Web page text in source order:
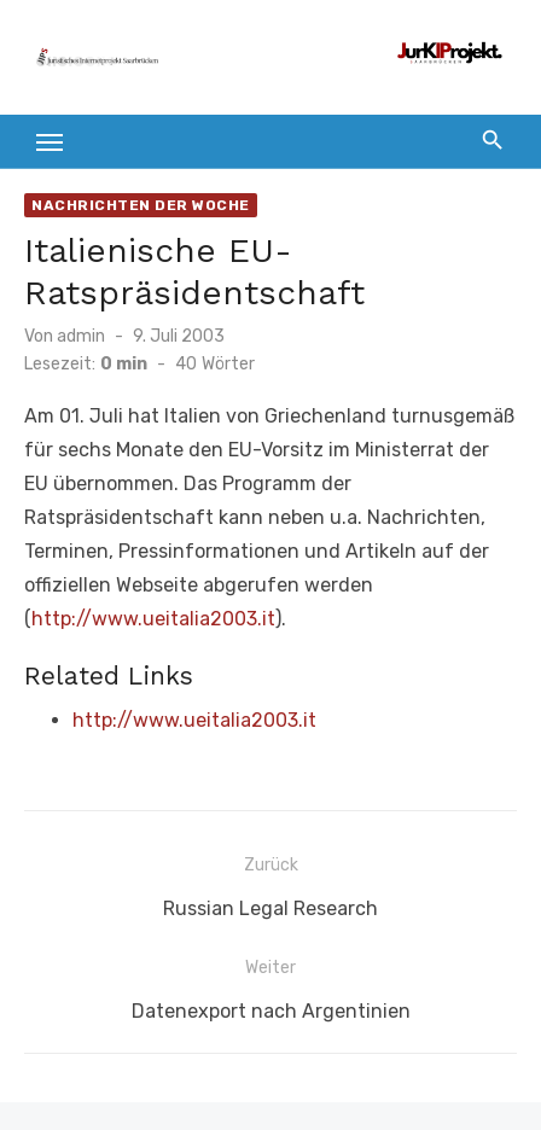
Inhalt
NACHRICHTEN DER WOCHE
Italienische EU-
Ratspräsidentschaft
Von admin
Veröffentlicht
am
9. Juli 2003
Lesezeit: 0 min - 40 Wörter
Am 01. Juli hat Italien von Griechenland turnusgemäß
für sechs Monate den EU-Vorsitz im Ministerrat der
EU übernommen. Das Programm der
Ratspräsidentschaft kann neben u.a. Nachrichten,
Terminen, Pressinformationen und Artikeln auf der
offiziellen Webseite abgerufen werden
(http://www.ueitalia2003.it).
Related Links
http://www.ueitalia2003.it
Beitragsnavigation
Zurück
Vorheriger
Russian Legal Research
Weiter
Nächster
Datenexport nach Argentinien